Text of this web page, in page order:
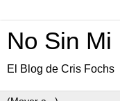
No Sin Mi
El Blog de Cris Fochs